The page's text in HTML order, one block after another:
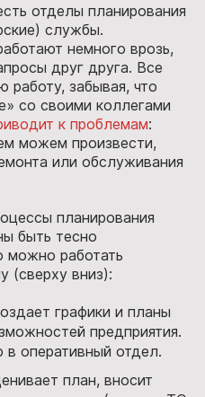
отделы планирования
службы.
немного врозь,
друг друга. Все
работу, забывая, что
со своими коллегами
к проблемам:
можем произвести,
или обслуживания
планирования
быть тесно
можно работать
(сверху вниз):
графики и планы
предприятия.
оперативный отдел.
план, вносит